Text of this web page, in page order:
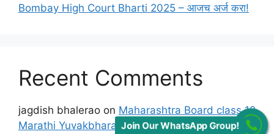
Bombay High Court Bharti 2025 – आजच अर्ज करा!
Recent Comments
jagdish bhalerao on Maharashtra Board class 12
Marathi Yuvakbharati Solutions Chapter मुलाखत
Join Our WhatsApp Group!